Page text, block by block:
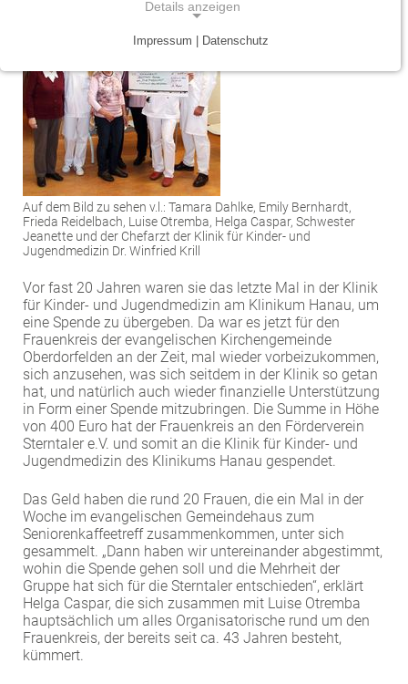
Vereinbarkeit von Beruf und Leben
Mitarbeitervorteile
Kinder- und Jugendmedizin
Neurologie
Psychiatrie und Psychotherapie
Anästhesiologie, operative Intensivmedizin und
Schmerztherapie
Gynäkologie und Geburtshilfe
Hals-, Nase- und Ohren-Erkrankungen
Dermatologie und Allergologie
Alle Kliniken, Fachbereiche und Zentren
Traumazentrum
Tumorzentrum
Viszeralonkologisches Zentrum (Darm, Pankreas)
Vorhofflimmerzentrum
Zentrum für Arbeitsmedizin, Arbeitssicherheit und
Brandschutz
Zentrum für Kinderdiabetes (DDG)
Zentrum für Lymphome und Leukämien
Alle Kliniken, Fachbereiche und Zentren
Patientenfürsprecher
Physiotherapie
Seelsorge
Soziale Dienste
Alle Kliniken, Fachbereiche und Zentren
Auf dem Bild zu sehen v.l.: Tamara Dahlke, Emily Bernhardt,
Frieda Reidelbach, Luise Otremba, Helga Caspar, Schwester
Jeanette und der Chefarzt der Klinik für Kinder- und
Jugendmedizin Dr. Winfried Krill
Vor fast 20 Jahren waren sie das letzte Mal in der Klinik
für Kinder- und Jugendmedizin am Klinikum Hanau, um
eine Spende zu übergeben. Da war es jetzt für den
Frauenkreis der evangelischen Kirchengemeinde
Oberdorfelden an der Zeit, mal wieder vorbeizukommen,
sich anzusehen, was sich seitdem in der Klinik so getan
hat, und natürlich auch wieder finanzielle Unterstützung
in Form einer Spende mitzubringen. Die Summe in Höhe
von 400 Euro hat der Frauenkreis an den Förderverein
Sterntaler e.V. und somit an die Klinik für Kinder- und
Jugendmedizin des Klinikums Hanau gespendet.
Das Geld haben die rund 20 Frauen, die ein Mal in der
Woche im evangelischen Gemeindehaus zum
Seniorenkaffeetreff zusammenkommen, unter sich
gesammelt. „Dann haben wir untereinander abgestimmt,
wohin die Spende gehen soll und die Mehrheit der
Gruppe hat sich für die Sterntaler entschieden“, erklärt
Helga Caspar, die sich zusammen mit Luise Otremba
hauptsächlich um alles Organisatorische rund um den
Frauenkreis, der bereits seit ca. 43 Jahren besteht,
kümmert.
Details anzeigen
Notwendige Cookies ermöglichen grundlegende
Funktionen und sind für die einwandfreie Funktion
der Website erforderlich.
Einverständnis-Cookie
Name:
cookie_consent
Dieser Cookie speichert die ausgewählten
Einverständnis-Optionen des Benutzers
Cookie Laufzeit:
1 Jahr
EXTERNE MEDIEN
Um Inhalte von Videoplattformen und Social Media
diesen externen Medien Cookies gesetzt.
YouTube
Vimeo
Impressum | Datenschutz